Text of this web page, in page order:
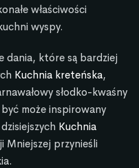
właściwości
wyspy.
dania, które są bardziej
Kuchnia kreteńska,
słodko-kwaśny
może inspirowany
Kuchnia
Mniejszej przynieśli